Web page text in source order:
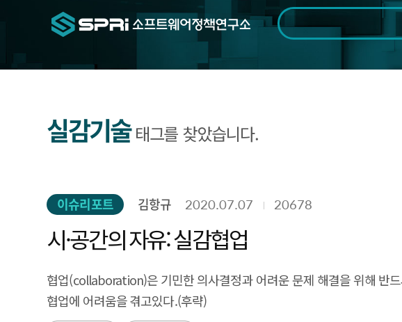
기간 전체 1일 1주 1
실감기술태그를 찾았습니다.
이슈리포트 김항규 2020.07.07 20678
시·공간의 자유: 실감협업
협업(collaboration)은 기민한 의사결정과 어려운 문제 해결을 위해 반
협업에 어려움을 겪고있다.(후략)